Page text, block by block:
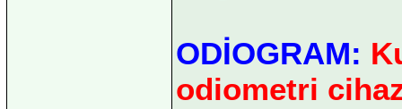
ODİOGRAM:
odiometri